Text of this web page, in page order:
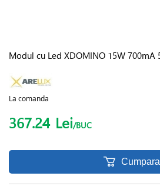
Modul cu Led XDOMINO 15W 700mA
La comanda
367.24 Lei/BUC
Cumpara